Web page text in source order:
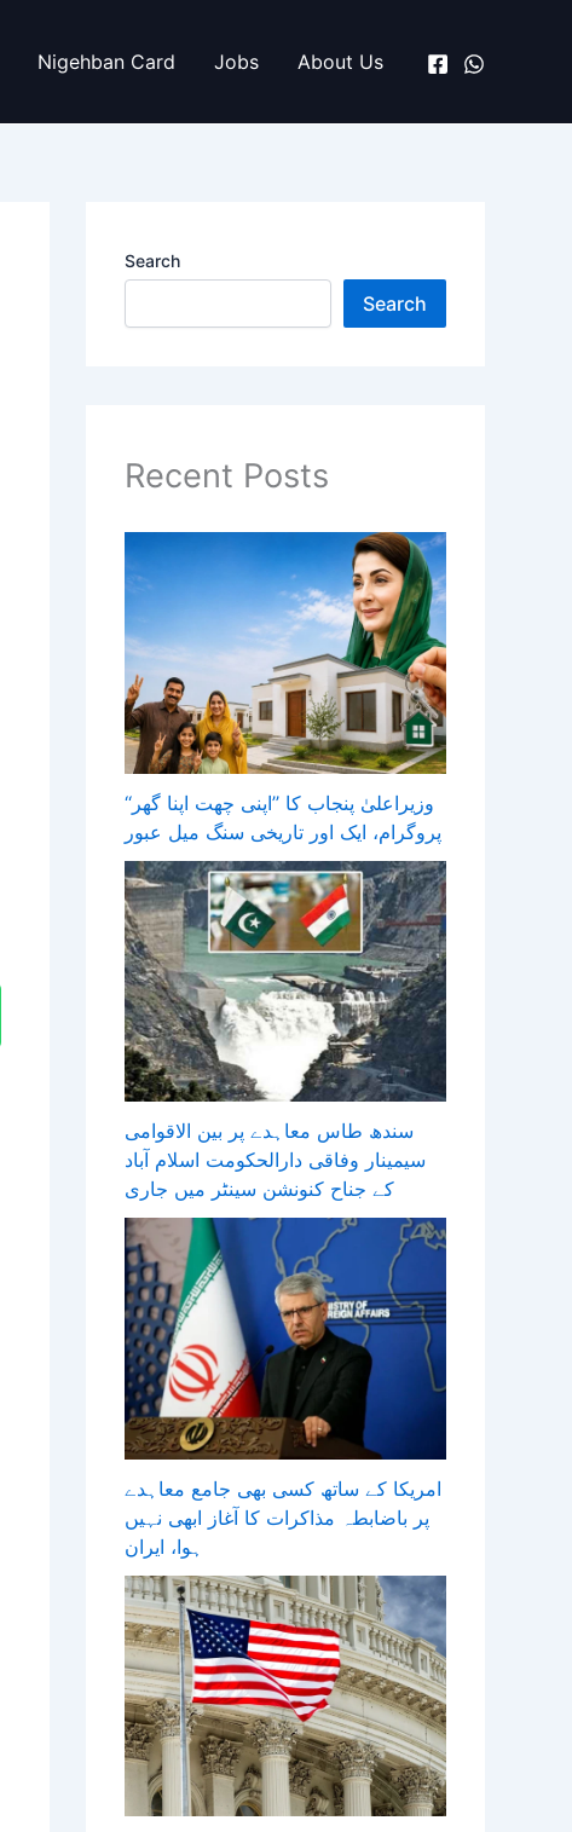
Nigehban Card Jobs About Us
Search
Search
Recent Posts
وزیراعلیٰ پنجاب کا ’’اپنی چھت اپنا گھر‘‘
پروگرام، ایک اور تاریخی سنگ میل عبور
سندھ طاس معاہدے پر بین الاقوامی
سیمینار وفاقی دارالحکومت اسلام آباد
کے جناح کنونشن سینٹر میں جاری
امریکا کے ساتھ کسی بھی جامع معاہدے
پر باضابطہ مذاکرات کا آغاز ابھی نہیں
ہوا، ایران